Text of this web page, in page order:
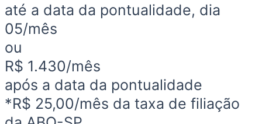
até a data da pontualidade, dia
05/mês
ou
R$ 1.430/mês
após a data da pontualidade
*R$ 25,00/mês da taxa de filiação